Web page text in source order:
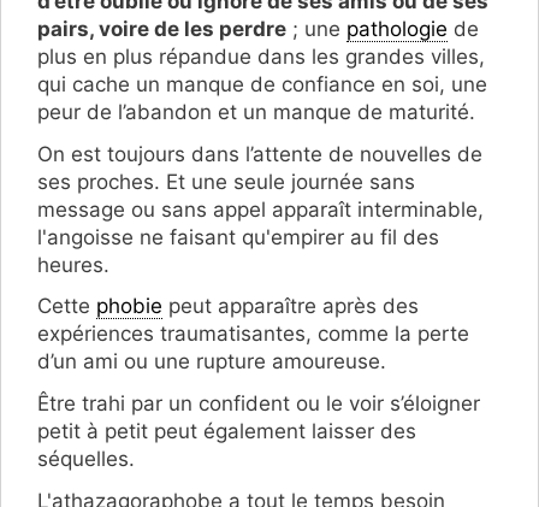
pairs, voire de les perdre ; une pathologie de
plus en plus répandue dans les grandes villes,
qui cache un manque de confiance en soi, une
peur de l’abandon et un manque de maturité.
On est toujours dans l’attente de nouvelles de
ses proches. Et une seule journée sans
message ou sans appel apparaît interminable,
l'angoisse ne faisant qu'empirer au fil des
heures.
Cette phobie peut apparaître après des
expériences traumatisantes, comme la perte
d’un ami ou une rupture amoureuse.
Être trahi par un confident ou le voir s’éloigner
petit à petit peut également laisser des
séquelles.
L'athazagoraphobe a tout le temps besoin